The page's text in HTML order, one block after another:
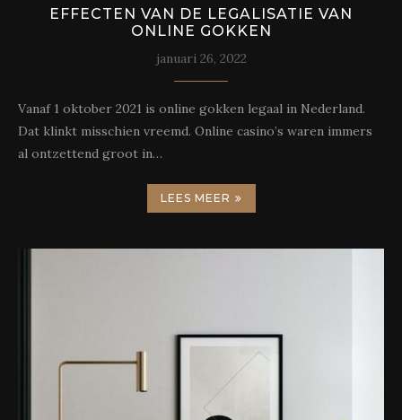
EFFECTEN VAN DE LEGALISATIE VAN
ONLINE GOKKEN
januari 26, 2022
Vanaf 1 oktober 2021 is online gokken legaal in Nederland.
Dat klinkt misschien vreemd. Online casino’s waren immers
al ontzettend groot in…
LEES MEER